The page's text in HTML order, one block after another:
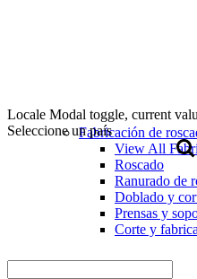
Locale Modal toggle, current
Seleccione un paísFabricación de
View All
Roscado
Ranurado de
Doblado y
Prensas y
Corte y